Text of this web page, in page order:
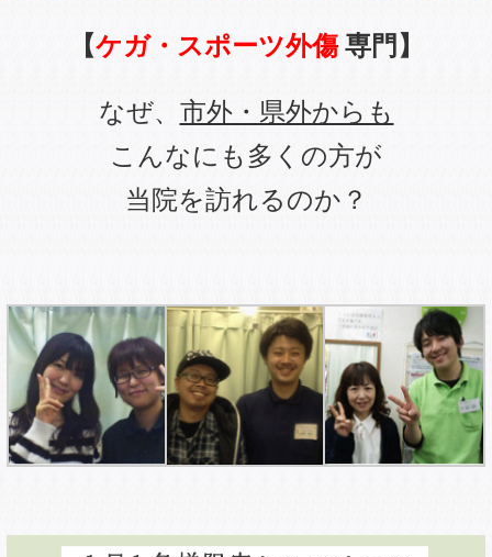
【ケガ・スポーツ外傷専門】
なぜ、 市外・県外からも
こんなにも多くの方が
当院を訪れるのか？